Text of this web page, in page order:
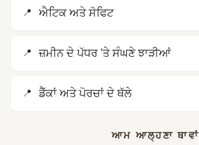
ਐਟਿਕ ਅਤੇ ਸੋਫਿਟ
ਜ਼ਮੀਨ ਦੇ ਪੱਧਰ 'ਤੇ ਸੰਘਣੇ ਝਾੜੀਆਂ
ਡੈੱਕਾਂ ਅਤੇ ਪੋਰਚਾਂ ਦੇ ਥੱਲੇ
ਆਮ ਆਲ੍ਹਣਾ ਥਾਵਾਂ